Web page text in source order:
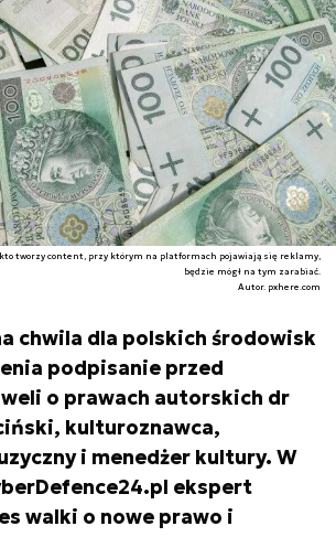
tworzy content, przy którym na platformach pojawiają się reklamy,
będzie mógł na tym zarabiać.
Autor. pxhere.com
chwila dla polskich środowisk
podpisanie przed
o prawach autorskich dr
kulturoznawca,
i menedżer kultury. W
ekspert
walki o nowe prawo i